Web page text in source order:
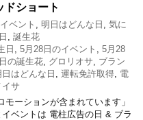
ドショート
イベント 明日はどんな日
気に
誕生花
日
5月28日のイベント
5月28
の誕生花 グロリオサ
ブラン
日はどんな日 運転免許取得 電
サ
ーションが含まれています」
ベントは 電柱広告の日 & ブラ